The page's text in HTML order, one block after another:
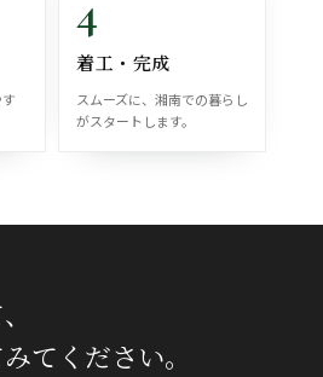
4
着工・完成
スムーズに、湘南での暮らし
がスタートします。
てください。